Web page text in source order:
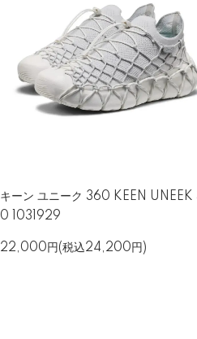
キーン ユニーク 360 KEEN UNEEK
0 1031929
22,000円(税込24,200円)